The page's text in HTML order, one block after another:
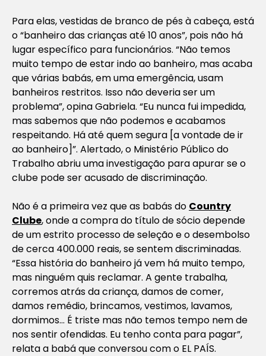
Para elas, vestidas de branco de pés à cabeça, está
o “banheiro das crianças até 10 anos”, pois não há
lugar específico para funcionários. “Não temos
muito tempo de estar indo ao banheiro, mas acaba
que várias babás, em uma emergência, usam
banheiros restritos. Isso não deveria ser um
problema”, opina Gabriela. “Eu nunca fui impedida,
mas sabemos que não podemos e acabamos
respeitando. Há até quem segura [a vontade de ir
ao banheiro]”. Alertado, o Ministério Público do
Trabalho abriu uma investigação para apurar se o
clube pode ser acusado de discriminação.
Não é a primeira vez que as babás do Country
Clube, onde a compra do título de sócio depende
de um estrito processo de seleção e o desembolso
de cerca 400.000 reais, se sentem discriminadas.
“Essa história do banheiro já vem há muito tempo,
mas ninguém quis reclamar. A gente trabalha,
corremos atrás da criança, damos de comer,
damos remédio, brincamos, vestimos, lavamos,
dormimos… É triste mas não temos tempo nem de
nos sentir ofendidas. Eu tenho conta para pagar”,
relata a babá que conversou com o EL PAÍS.